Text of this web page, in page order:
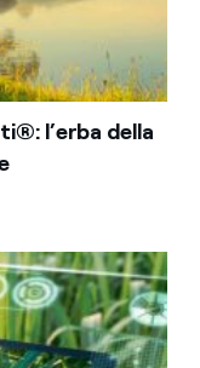
l’erba della